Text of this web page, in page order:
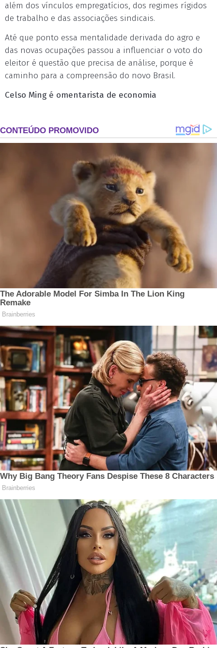
além dos vínculos empregatícios, dos regimes rígidos
de trabalho e das associações sindicais.
Até que ponto essa mentalidade derivada do agro e
das novas ocupações passou a influenciar o voto do
eleitor é questão que precisa de análise, porque é
caminho para a compreensão do novo Brasil.
Celso Ming é omentarista de economia